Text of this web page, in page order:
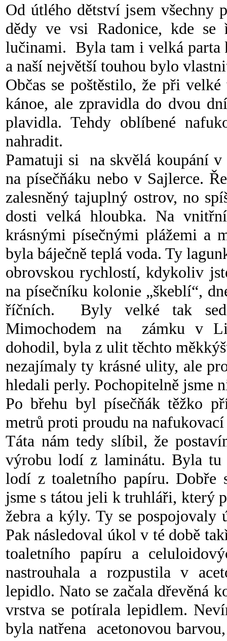
Od útlého dětství jsem
dědy ve vsi Radonice, kde
lučinami. Byla tam i velká parta
a naší největší touhou bylo
Občas se poštěstilo, že při
kánoe, ale zpravidla do dvou
plavidla. Tehdy oblíbené
nahradit.
Pamatuji si na skvělá koupání
na písečňáku nebo v Sajlerce.
zalesněný tajuplný ostrov, no
dosti velká hloubka. Na
krásnými písečnými plážemi a
byla báječně teplá voda. Ty
obrovskou rychlostí, kdykoliv
na písečníku kolonie „škeblí“,
říčních. Byly velké tak
Mimochodem na zámku v
dohodil, byla z ulit těchto
nezajímaly ty krásné ulity, ale
hledali perly. Pochopitelně jsme
Po břehu byl písečňák těžko
metrů proti proudu na
Táta nám tedy slíbil, že
výrobu lodí z laminátu. Byla tu
lodí z toaletního papíru. Dobře
jsme s tátou jeli k truhláři, který
žebra a kýly. Ty se
Pak následoval úkol v té době
toaletního papíru a
nastrouhala a rozpustila v
lepidlo. Nato se začala dřevěná
vrstva se potírala lepidlem.
byla natřena acetonovou